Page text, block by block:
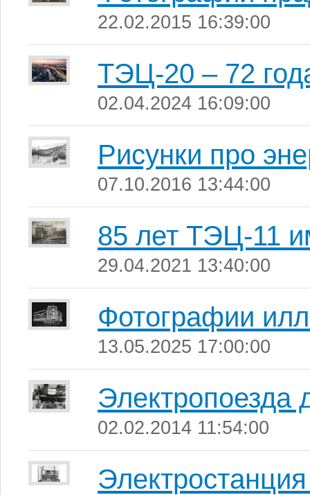
22.02.2015 16:39:00
ТЭЦ-20 – 72
02.04.2024 16:09:00
Рисунки про
07.10.2016 13:44:00
85 лет ТЭЦ-11
29.04.2021 13:40:00
Фотографии
13.05.2025 17:00:00
Электропоезда
02.02.2014 11:54:00